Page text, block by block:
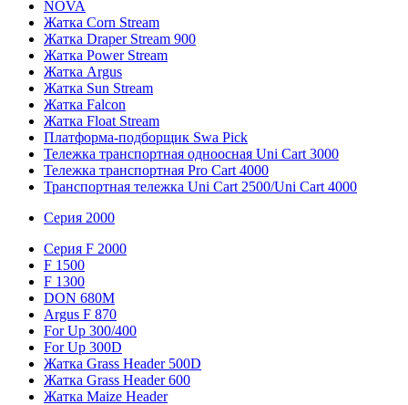
NOVA
Жатка Corn Stream
Жатка Draper Stream 900
Жатка Power Stream
Жатка Argus
Жатка Sun Stream
Жатка Falcon
Жатка Floаt Stream
Платформа-подборщик Swa Pick
Тележка транспортная одноосная Uni Cart 3000
Тележка транспортная Pro Cart 4000
Транспортная тележка Uni Cart 2500/Uni Cart 4000
Серия 2000
Серия F 2000
F 1500
F 1300
DON 680M
Argus F 870
For Up 300/400
For Up 300D
Жатка Grass Header 500D
Жатка Grass Header 600
Жатка Maize Header